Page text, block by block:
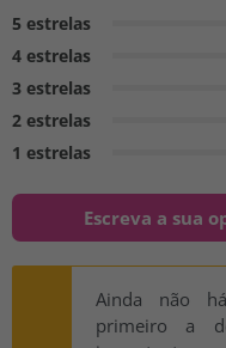
5 estrelas
4 estrelas
3 estrelas
2 estrelas
1 estrelas
Escreva a sua
Ainda não
primeiro a